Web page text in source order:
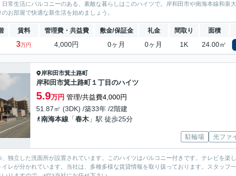
常生活にバルコニーのある、素敵な暮らしはこのハイツで。岸和田市や南海本線和泉
お部屋で快適な新生活を始めましょう。
賃料 管理費・共益費 敷金/保証金 礼金 間取り 面積
3万円 4,000円 0ヶ月 0ヶ月 1K 24.00㎡
岸和田市箕土路町
岸和田市箕土路町１丁目のハイツ
5.9万円 管理/共益費4,000円
51.87㎡ (3DK) /築33年 /2階建
南海本線 「春木 」駅 徒歩25分
駐輪場 光ファ
独立した洗面所が設置されています。このハイツはバルコニー付きです。テレビを楽
レが分かれています。当社は、多種多様な賃貸情報を取り扱っております。スタッフ